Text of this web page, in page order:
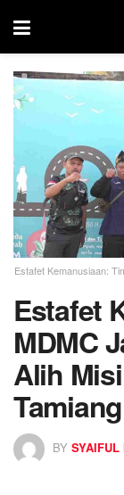
Estafet Kemanusiaan:
Estafet
MDMC
Alih
Tamiang
BY SYAIFUL